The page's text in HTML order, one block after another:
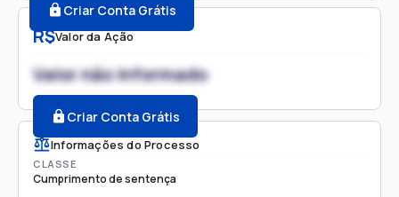
R$Valor da Ação
Valor não informado
Criar Conta Grátis
Informações do Processo
CLASSE
Cumprimento de sentença
Criar Conta Grátis